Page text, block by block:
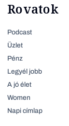
Rovatok
Podcast
Üzlet
Pénz
Legyél jobb
A jó élet
Women
Napi címlap